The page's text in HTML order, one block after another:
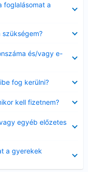
foglalásomat a
szükségem?
és/vagy e-
fog kerülni?
kell fizetnem?
egyéb előzetes
a gyerekek